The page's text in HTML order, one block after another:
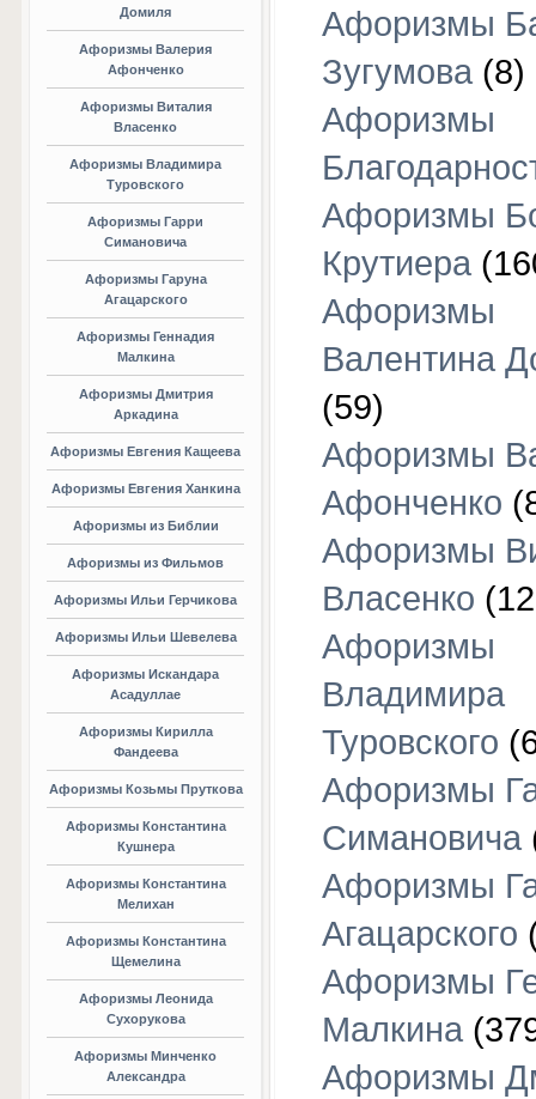
Домиля
Афоризмы Валерия
Афонченко
Афоризмы Виталия
Власенко
Афоризмы Владимира
Туровского
Афоризмы Гарри
Симановича
Афоризмы Гаруна
Агацарского
Афоризмы Геннадия
Малкина
Афоризмы Дмитрия
Аркадина
Афоризмы Евгения Кащеева
Афоризмы Евгения Ханкина
Афоризмы из Библии
Афоризмы из Фильмов
Афоризмы Ильи Герчикова
Афоризмы Ильи Шевелева
Афоризмы Искандара
Асадуллае
Афоризмы Кирилла
Фандеева
Афоризмы Козьмы Пруткова
Афоризмы Константина
Кушнера
Афоризмы Константина
Мелихан
Афоризмы Константина
Щемелина
Афоризмы Леонида
Сухорукова
Афоризмы Минченко
Александра
Афоризмы
Зугумова (8)
Афоризмы
Афоризмы
Крутиера
Афоризмы
Валентина
(59)
Афоризмы
Афонченко
Афоризмы
Власенко
Афоризмы
Владимира
Туровского
Афоризмы
Симановича
Афоризмы
Агацарского
Афоризмы
Малкина
Афоризмы